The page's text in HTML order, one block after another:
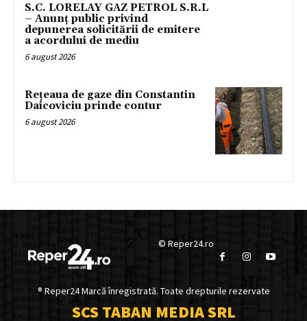
S.C. LORELAY GAZ PETROL S.R.L
– Anunț public privind
depunerea solicitării de emitere
a acordului de mediu
6 august 2026
Rețeaua de gaze din Constantin
Daicoviciu prinde contur
6 august 2026
© Reper24.ro
® Reper24 Marcă înregistrată. Toate drepturile rezervate
SCS TABAN MEDIA SRL